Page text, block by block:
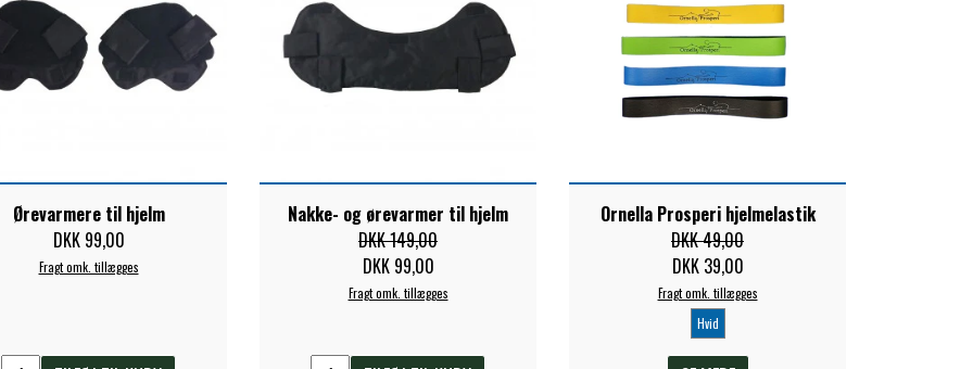
Ørevarmere til hjelm
DKK 99,00
Fragt omk. tillægges
Nakke- og ørevarmer til hjelm
DKK 149,00
DKK 99,00
Fragt omk. tillægges
Ornella Prosperi hjelmelastik
DKK 49,00
DKK 39,00
Fragt omk. tillægges
Hvid